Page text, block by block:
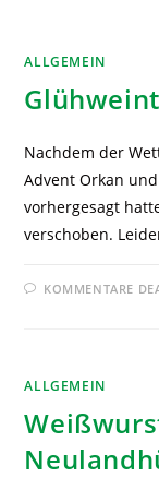
ALLGEMEIN
Nachdem der
Advent Orkan
vorhergesagt
verschoben.
KOMMENTARE
ALLGEMEIN